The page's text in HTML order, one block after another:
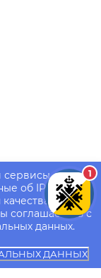
сервисы сбора
об IP-адресе,
работы
соглашаетесь с
данных.
ДАННЫХ
1